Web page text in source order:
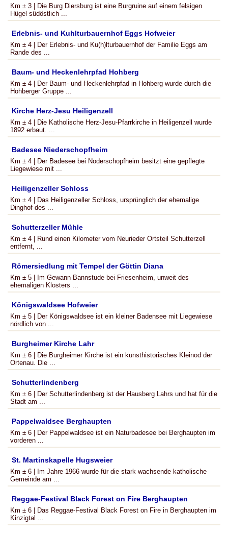
Km ± 3 | Die Burg Diersburg ist eine Burgruine auf einem felsigen
Hügel südöstlich ...
Erlebnis- und Kuhlturbauernhof Eggs Hofweier
Km ± 4 | Der Erlebnis- und Ku(h)lturbauernhof der Familie Eggs am
Rande des ...
Baum- und Heckenlehrpfad Hohberg
Km ± 4 | Der Baum- und Heckenlehrpfad in Hohberg wurde durch die
Hohberger Gruppe ...
Kirche Herz-Jesu Heiligenzell
Km ± 4 | Die Katholische Herz-Jesu-Pfarrkirche in Heiligenzell wurde
1892 erbaut. ...
Badesee Niederschopfheim
Km ± 4 | Der Badesee bei Noderschopfheim besitzt eine gepflegte
Liegewiese mit ...
Heiligenzeller Schloss
Km ± 4 | Das Heiligenzeller Schloss, ursprünglich der ehemalige
Dinghof des ...
Schutterzeller Mühle
Km ± 4 | Rund einen Kilometer vom Neurieder Ortsteil Schutterzell
entfernt, ...
Römersiedlung mit Tempel der Göttin Diana
Km ± 5 | Im Gewann Bannstude bei Friesenheim, unweit des
ehemaligen Klosters ...
Königswaldsee Hofweier
Km ± 5 | Der Königswaldsee ist ein kleiner Badensee mit Liegewiese
nördlich von ...
Burgheimer Kirche Lahr
Km ± 6 | Die Burgheimer Kirche ist ein kunsthistorisches Kleinod der
Ortenau. Die ...
Schutterlindenberg
Km ± 6 | Der Schutterlindenberg ist der Hausberg Lahrs und hat für die
Stadt am ...
Pappelwaldsee Berghaupten
Km ± 6 | Der Pappelwaldsee ist ein Naturbadesee bei Berghaupten im
vorderen ...
St. Martinskapelle Hugsweier
Km ± 6 | Im Jahre 1966 wurde für die stark wachsende katholische
Gemeinde am ...
Reggae-Festival Black Forest on Fire Berghaupten
Km ± 6 | Das Reggae-Festival Black Forest on Fire in Berghaupten im
Kinzigtal ...